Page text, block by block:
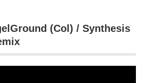
(Col) / Synthesis